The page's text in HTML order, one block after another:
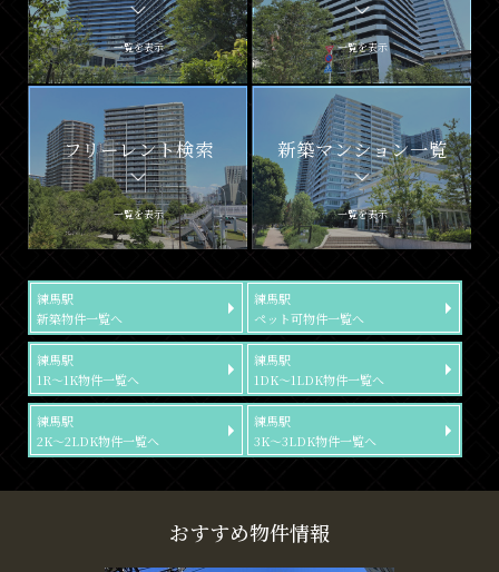
一覧を表示 一覧を表示
フリーレント検索
一覧を表示
新築マンション一覧
一覧を表示
練馬駅
新築物件一覧へ
練馬駅
ペット可物件一覧へ
練馬駅
1R～1K物件一覧へ
練馬駅
1DK～1LDK物件一覧へ
練馬駅
2K～2LDK物件一覧へ
練馬駅
3K～3LDK物件一覧へ
おすすめ物件情報